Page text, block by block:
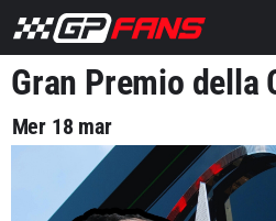
Gran Premio della
Mer 18 mar